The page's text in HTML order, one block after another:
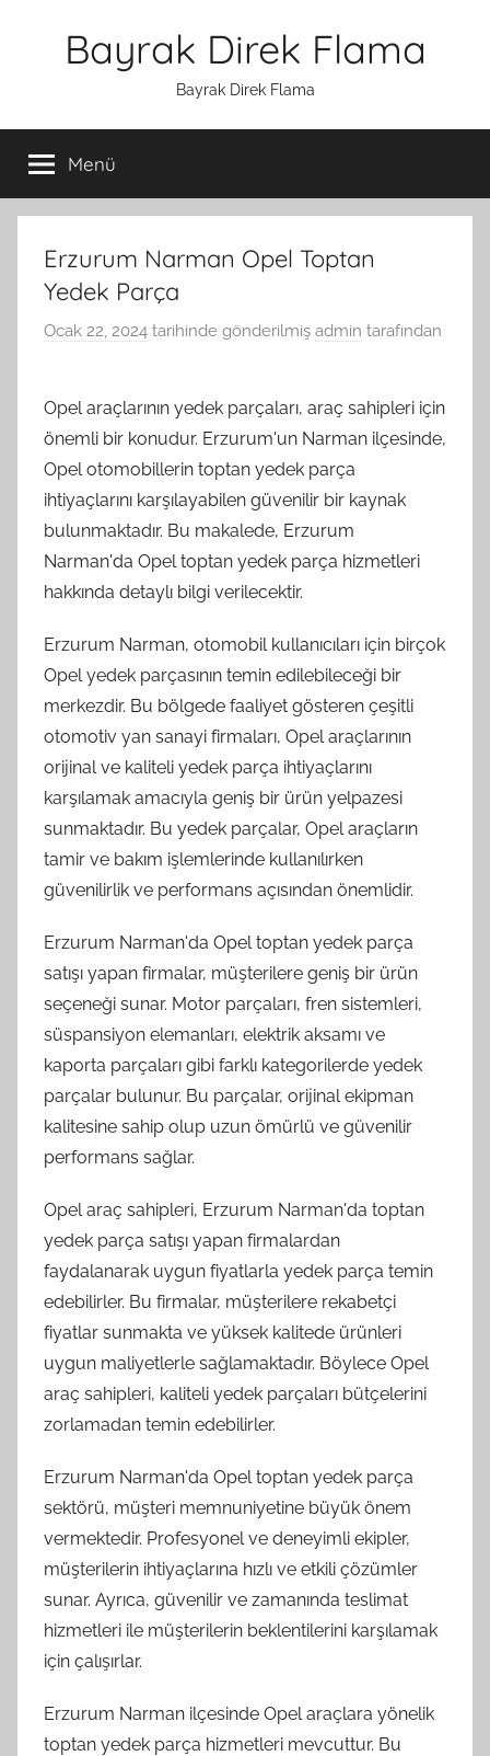
Bayrak Direk Flama
Bayrak Direk Flama
Menü
Erzurum Narman Opel Toptan
Yedek Parça
Ocak 22, 2024 tarihinde gönderilmiş admin tarafından
Opel araçlarının yedek parçaları, araç sahipleri için
önemli bir konudur. Erzurum'un Narman ilçesinde,
Opel otomobillerin toptan yedek parça
ihtiyaçlarını karşılayabilen güvenilir bir kaynak
bulunmaktadır. Bu makalede, Erzurum
Narman'da Opel toptan yedek parça hizmetleri
hakkında detaylı bilgi verilecektir.
Erzurum Narman, otomobil kullanıcıları için birçok
Opel yedek parçasının temin edilebileceği bir
merkezdir. Bu bölgede faaliyet gösteren çeşitli
otomotiv yan sanayi firmaları, Opel araçlarının
orijinal ve kaliteli yedek parça ihtiyaçlarını
karşılamak amacıyla geniş bir ürün yelpazesi
sunmaktadır. Bu yedek parçalar, Opel araçların
tamir ve bakım işlemlerinde kullanılırken
güvenilirlik ve performans açısından önemlidir.
Erzurum Narman'da Opel toptan yedek parça
satışı yapan firmalar, müşterilere geniş bir ürün
seçeneği sunar. Motor parçaları, fren sistemleri,
süspansiyon elemanları, elektrik aksamı ve
kaporta parçaları gibi farklı kategorilerde yedek
parçalar bulunur. Bu parçalar, orijinal ekipman
kalitesine sahip olup uzun ömürlü ve güvenilir
performans sağlar.
Opel araç sahipleri, Erzurum Narman'da toptan
yedek parça satışı yapan firmalardan
faydalanarak uygun fiyatlarla yedek parça temin
edebilirler. Bu firmalar, müşterilere rekabetçi
fiyatlar sunmakta ve yüksek kalitede ürünleri
uygun maliyetlerle sağlamaktadır. Böylece Opel
araç sahipleri, kaliteli yedek parçaları bütçelerini
zorlamadan temin edebilirler.
Erzurum Narman'da Opel toptan yedek parça
sektörü, müşteri memnuniyetine büyük önem
vermektedir. Profesyonel ve deneyimli ekipler,
müşterilerin ihtiyaçlarına hızlı ve etkili çözümler
sunar. Ayrıca, güvenilir ve zamanında teslimat
hizmetleri ile müşterilerin beklentilerini karşılamak
için çalışırlar.
Erzurum Narman ilçesinde Opel araçlara yönelik
toptan yedek parça hizmetleri mevcuttur. Bu